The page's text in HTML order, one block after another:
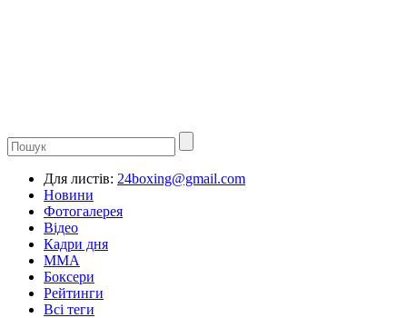
Для листів: 24boxing@gmail.com
Новини
Фотогалерея
Відео
Кадри дня
ММА
Боксери
Рейтинги
Всі теги